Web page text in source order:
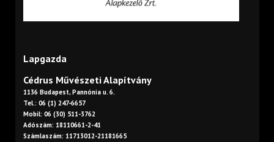
Lapgazda
Cédrus Művészeti Alapítvány
1136 Budapest, Pannónia u. 6.
Tel.: 06 (1) 247-6657
Mobil: 06 (30) 511-3762
Adószám: 18110661-2-41
Számlaszám: 11713012-21181665